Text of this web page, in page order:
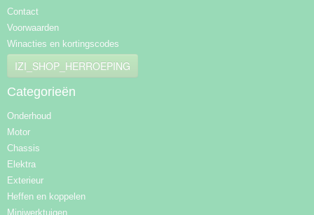
Contact
Voorwaarden
Winacties en kortingscodes
IZI_SHOP_HERROEPING
Categorieën
Onderhoud
Motor
Chassis
Elektra
Exterieur
Heffen en koppelen
Miniwerktuigen